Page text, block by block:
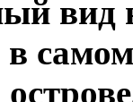
вид
в